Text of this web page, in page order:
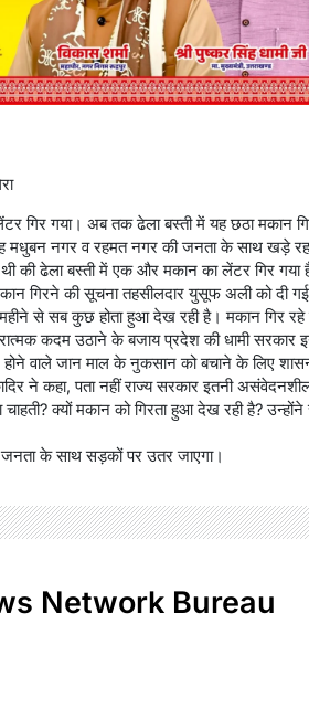
गिर गया। अब तक ढेला बस्ती में यह छठा मकान
मधुबन नगर व रहमत नगर की जनता के साथ खड़े
थी की ढेला बस्ती में एक और मकान का लेंटर गिर गया
गिरने की सूचना तहसीलदार युसूफ अली को दी
महीने से सब कुछ होता हुआ देख रही है। मकान गिर रहे
कदम उठाने के बजाय प्रदेश की धामी सरकार
वाले जान माल के नुकसान को बचाने के लिए
ने कहा, पता नहीं राज्य सरकार इतनी
चाहती? क्यों मकान को गिरता हुआ देख रही है? उन्होंने
जनता के साथ सड़कों पर उतर जाएगा।
Network Bureau